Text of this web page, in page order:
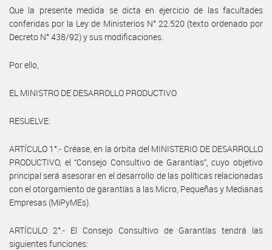
Que la presente medida se dicta en ejercicio de las facultades
conferidas por la Ley de Ministerios N° 22.520 (texto ordenado por
Decreto N° 438/92) y sus modificaciones.
Por ello,
EL MINISTRO DE DESARROLLO PRODUCTIVO
RESUELVE:
ARTÍCULO 1°.- Créase, en la órbita del MINISTERIO DE DESARROLLO
PRODUCTIVO, el “Consejo Consultivo de Garantías”, cuyo objetivo
principal será asesorar en el desarrollo de las políticas relacionadas
con el otorgamiento de garantías a las Micro, Pequeñas y Medianas
Empresas (MiPyMEs).
ARTÍCULO 2°.- El Consejo Consultivo de Garantías tendrá las
siguientes funciones: